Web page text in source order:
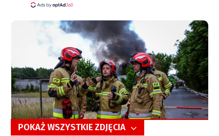
POKAŻ WSZYSTKIE ZDJĘCIA